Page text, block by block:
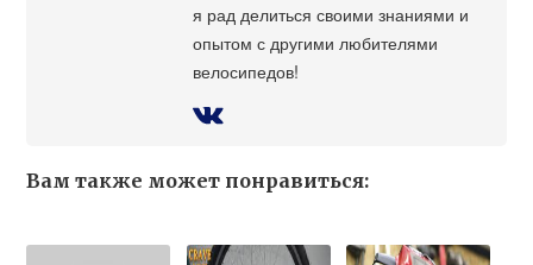
я рад делиться своими знаниями и
опытом с другими любителями
велосипедов!
Вам также может понравиться: